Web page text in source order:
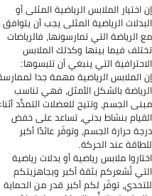
اختيار الملابس الرياضية المثلى أو
الرياضية المثلى يجب أن يتوافق
الرياضة التي تمارسونها، فالرياضات
فيما بينها وكذلك الملابس
التي ينبغي أن تلبسوها:
الملابس الرياضية مهمة جدا لممارسة
بالشكل الأمثل، فهي تناسب
الجسم، وتتيح للعضلات التمدُّد أثناء
بنشاط بدني، تساعد على خفض
حرارة الجسم، وتوفّر عائدًا أكبر
عند الحركة.
ملابس رياضية أو بدلات رياضية
تُشعركم بثقة أكبر وبجاهزيتكم
توفّر لكم أكبر قدر من الحماية